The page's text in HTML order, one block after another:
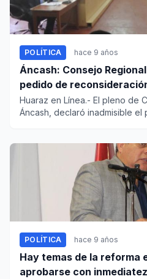
POLÍTICA hace 9 años
Áncash: Consejo
pedido de
Waldo Ríos
Huaraz en Línea.- El pleno de
Áncash, declaró inadmisible el
POLÍTICA hace 9 años
Hay temas de la reforma
aprobarse con